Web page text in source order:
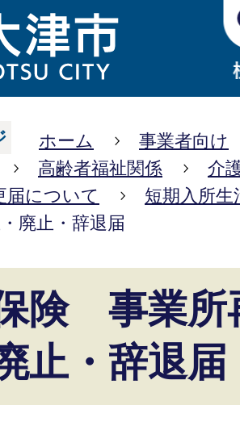
ホーム
事業者向け
高齢者福祉関係
介
について
短期入所生
廃止・辞退届
険 事業所
止・辞退届